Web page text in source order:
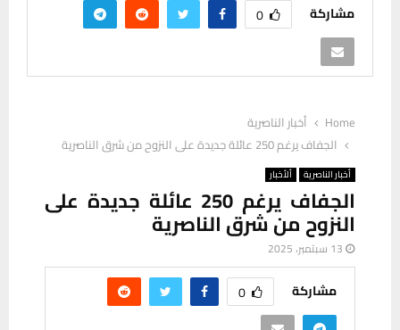
مشاركة 0
Home
أخبار الناصرية
الجفاف يرغم 250 عائلة جديدة على النزوح من شرق الناصرية
أخبار الناصرية ألأخبار
الجفاف يرغم 250 عائلة جديدة على
النزوح من شرق الناصرية
13 سبتمبر، 2025
مشاركة 0